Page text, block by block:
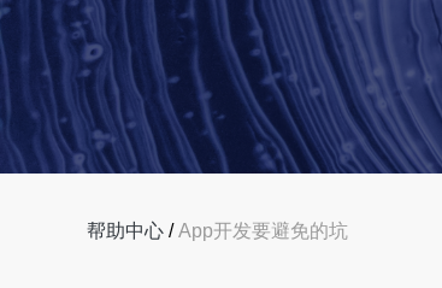
帮助中心 /App开发要避免的坑